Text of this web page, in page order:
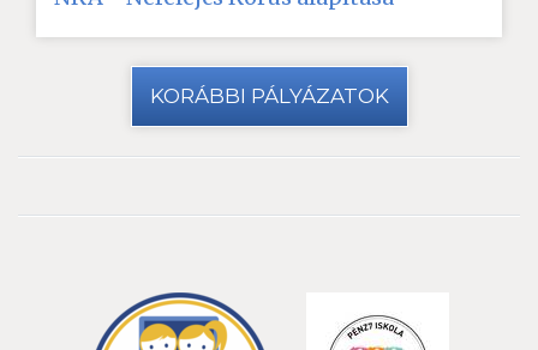
KORÁBBI PÁLYÁZATOK